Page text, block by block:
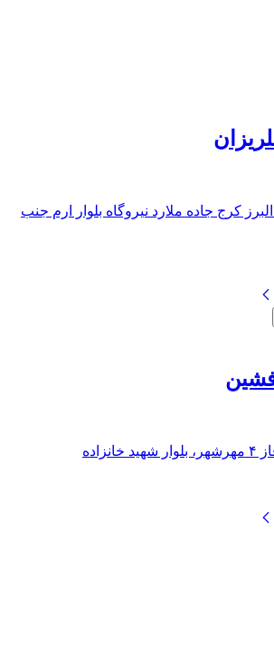
کرج جاده ملارد نیروگاه بلوار ارم جنب